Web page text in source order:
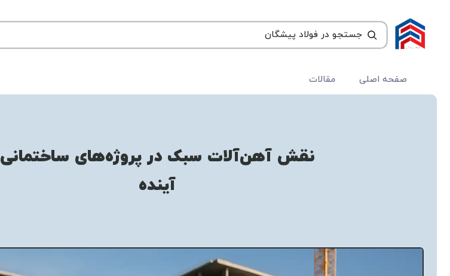
صفحه اصلی مقالات
نقش آهن‌آلات سبک در پروژه‌های ساختمانی
آینده